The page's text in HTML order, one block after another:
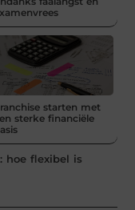
starten met
sterke financiële
hoe flexibel is